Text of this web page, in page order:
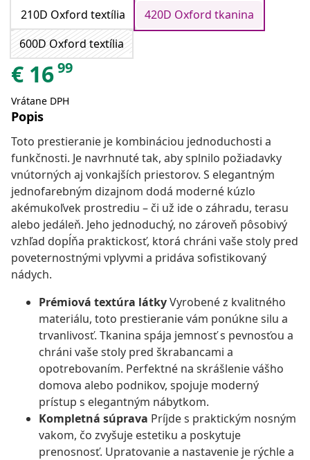
210D Oxford textília
420D Oxford tkanina
600D Oxford textília
€ 1699
Vrátane DPH
Popis
Toto prestieranie je kombináciou jednoduchosti a
funkčnosti. Je navrhnuté tak, aby splnilo požiadavky
vnútorných aj vonkajších priestorov. S elegantným
jednofarebným dizajnom dodá moderné kúzlo
akémukoľvek prostrediu – či už ide o záhradu, terasu
alebo jedáleň. Jeho jednoduchý, no zároveň pôsobivý
vzhľad dopĺňa praktickosť, ktorá chráni vaše stoly pred
poveternostnými vplyvmi a pridáva sofistikovaný
nádych.
Prémiová textúra látkyVyrobené z kvalitného
materiálu, toto prestieranie vám ponúkne silu a
trvanlivosť. Tkanina spája jemnosť s pevnosťou a
chráni vaše stoly pred škrabancami a
opotrebovaním. Perfektné na skrášlenie vášho
domova alebo podnikov, spojuje moderný
prístup s elegantným nábytkom.
Kompletná súprava Príjde s praktickým nosným
vakom, čo zvyšuje estetiku a poskytuje
prenosnosť. Upratovanie a nastavenie je rýchle a